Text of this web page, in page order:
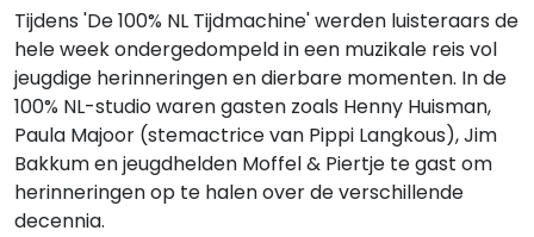
Tijdens 'De 100% NL Tijdmachine' werden luisteraars de
hele week ondergedompeld in een muzikale reis vol
jeugdige herinneringen en dierbare momenten. In de
100% NL-studio waren gasten zoals Henny Huisman,
Paula Majoor (stemactrice van Pippi Langkous), Jim
Bakkum en jeugdhelden Moffel & Piertje te gast om
herinneringen op te halen over de verschillende
decennia.